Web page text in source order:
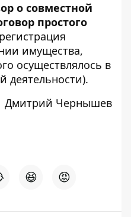
о совместной
простого
имущества,
осуществлялось в
деятельности).
Дмитрий Чернышев
😆 😡